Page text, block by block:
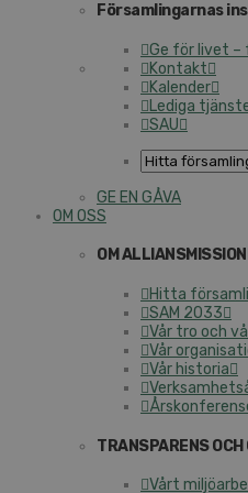
Församlingarnas
Ge för livet –
Kontakt
Kalender
Lediga
SAU
GE EN GÅVA
OM OSS
OM
Hitta
SAM 2033
Vår tro och
Vår
Vår historia
TRANSPARENS OCH
Vårt